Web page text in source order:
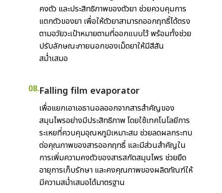
คงตัว และประสิทธิภาพของตัวยา ช่วยควบคุมการ
แตกตัวของยา เพื่อให้ตัวยาสามารถออกฤทธิ์ได้ตรง
ตามอวัยวะเป้าหมายตามที่ออกแบบไว้ พร้อมทั้งช่วย
ปรับลักษณะภายนอกของเม็ดยาให้มีสีสัน
สม่ำเสมอ
08.Falling film evaporator
เพื่อแยกเอาเอธานอลออกจากสารสำคัญของ
สมุนไพรอย่างมีประสิทธิภาพ โดยใช้เทคโนโลยีการ
ระเหยที่ควบคุมอุณหภูมิเหมาะสม ช่วยลดผลกระทบ
ต่อคุณภาพของสารออกฤทธิ์ และมีส่วนสำคัญใน
การเพิ่มความคงตัวของสารสกัดสมุนไพร ช่วยยืด
อายุการเก็บรักษา และคงคุณภาพของผลิตภัณฑ์ให้
มีความสม่ำเสมอได้มาตรฐาน